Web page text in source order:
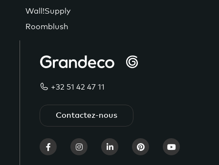
Wall!Supply
Roomblush
+32 51 42 47 11
Contactez-nous